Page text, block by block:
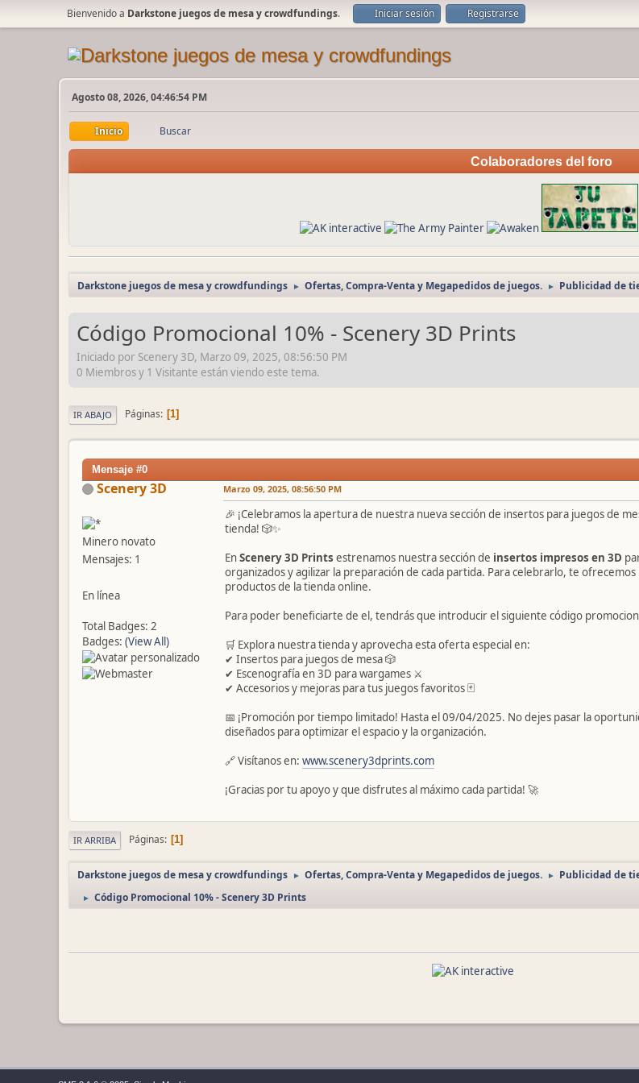
Bienvenido a Darkstone juegos de mesa y crowdfundings. Iniciar sesión Registrarse
Agosto 08, 2026, 04:46:54 PM
Inicio Buscar
Colaboradores del foro
Darkstone juegos de mesa y crowdfundings ► Ofertas, Compra-Venta y Megapedidos de juegos. ► Publicidad de
Código Promocional 10% - Scenery 3D Prints
Iniciado por Scenery 3D, Marzo 09, 2025, 08:56:50 PM
0 Miembros y 1 Visitante están viendo este tema.
IR ABAJO Páginas 1
Mensaje #0
Scenery 3D
Minero novato
Mensajes: 1
En línea
Total Badges: 2
Badges: (View All)
Marzo 09, 2025, 08:56:50 PM
🎉 ¡Celebramos la apertura de nuestra nueva sección de insertos para juegos de
tienda! 🎲✨
EnScenery 3D Prints estrenamos nuestra sección de insertos impresos en 3D
organizados y agilizar la preparación de cada partida. Para celebrarlo, te
productos de la tienda online.
Para poder beneficiarte de el, tendrás que introducir el siguiente código
🛒 Explora nuestra tienda y aprovecha esta oferta especial en:
✔ Insertos para juegos de mesa 🎲
✔ Escenografía en 3D para wargames ⚔
✔ Accesorios y mejoras para tus juegos favoritos 🃏
📅 ¡Promoción por tiempo limitado! Hasta el 09/04/2025. No dejes pasar la
diseñados para optimizar el espacio y la organización.
🔗 Visítanos en: www.scenery3dprints.com
¡Gracias por tu apoyo y que disfrutes al máximo cada partida! 🚀
IR ARRIBA Páginas 1
Darkstone juegos de mesa y crowdfundings ► Ofertas, Compra-Venta y Megapedidos de juegos. ► Publicidad de
► Código Promocional 10% - Scenery 3D Prints